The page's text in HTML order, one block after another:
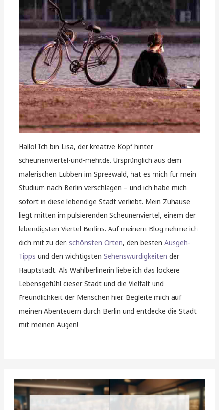
Hallo! Ich bin Lisa, der kreative Kopf hinter
scheunenviertel-und-mehr.de. Ursprünglich aus dem
malerischen Lübben im Spreewald, hat es mich für mein
Studium nach Berlin verschlagen – und ich habe mich
sofort in diese lebendige Stadt verliebt. Mein Zuhause
liegt mitten im pulsierenden Scheunenviertel, einem der
lebendigsten Viertel Berlins. Auf meinem Blog nehme ich
dich mit zu denschönsten Orten, den bestenAusgeh-
Tipps und den wichtigstenSehenswürdigkeiten der
Hauptstadt. Als Wahlberlinerin liebe ich das lockere
Lebensgefühl dieser Stadt und die Vielfalt und
Freundlichkeit der Menschen hier. Begleite mich auf
meinen Abenteuern durch Berlin und entdecke die Stadt
mit meinen Augen!